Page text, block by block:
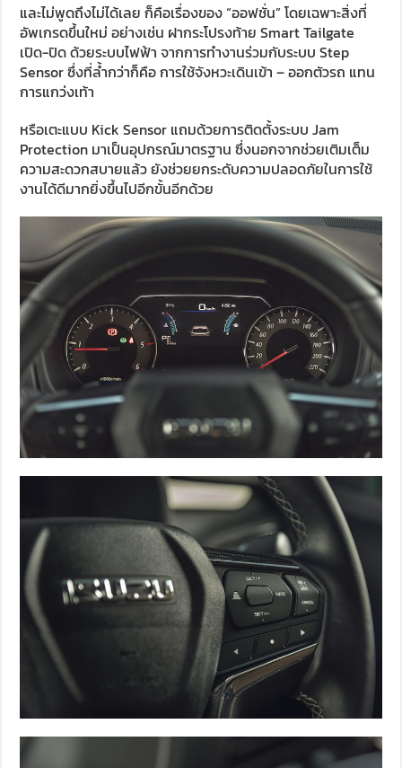
และไม่พูดถึงไม่ได้เลย ก็คือเรื่องของ “ออฟชั่น” โดยเฉพาะสิ่งที่
อัพเกรดขึ้นใหม่ อย่างเช่น ฝากระโปรงท้าย Smart Tailgate
เปิด-ปิด ด้วยระบบไฟฟ้า จากการทำงานร่วมกับระบบ Step
Sensor ซึ่งที่ล้ำกว่าก็คือ การใช้จังหวะเดินเข้า – ออกตัวรถ แทน
การแกว่งเท้า
หรือเตะแบบ Kick Sensor แถมด้วยการติดตั้งระบบ Jam
Protection มาเป็นอุปกรณ์มาตรฐาน ซึ่งนอกจากช่วยเติมเต็ม
ความสะดวกสบายแล้ว ยังช่วยยกระดับความปลอดภัยในการใช้
งานได้ดีมากยิ่งขึ้นไปอีกขั้นอีกด้วย